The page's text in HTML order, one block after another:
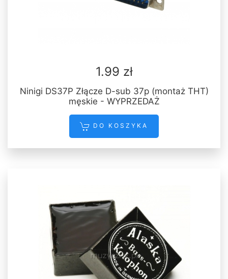
1.99 zł
Ninigi DS37P Złącze D-sub 37p (montaż THT)
męskie - WYPRZEDAŻ
DO KOSZYKA